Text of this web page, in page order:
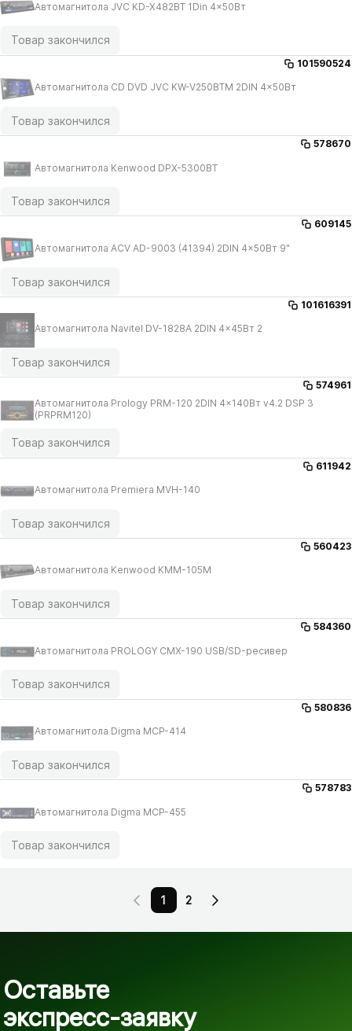
Автомагнитола JVC KD-X482BT 1Din 4x50Вт
Товар закончился
101590524
Автомагнитола CD DVD JVC KW-V250BTM 2DIN 4x50Вт
Товар закончился
578670
Автомагнитола Kenwood DPX-5300BT
Товар закончился
609145
Автомагнитола ACV AD-9003 (41394) 2DIN 4x50Вт 9"
Товар закончился
101616391
Автомагнитола Navitel DV-1828A 2DIN 4x45Вт 2
Товар закончился
574961
Автомагнитола Prology PRM-120 2DIN 4x140Вт v4.2 DSP 3
(PRPRM120)
Товар закончился
611942
Автомагнитола Premiera MVH-140
Товар закончился
560423
Автомагнитола Kenwood KMM-105M
Товар закончился
584360
Автомагнитола PROLOGY CMX-190 USB/​SD-ресивер
Товар закончился
580836
Автомагнитола Digma MCP-414
Товар закончился
578783
Автомагнитола Digma MCP-455
Товар закончился
1 2
Оставьте
экспресс-заявку